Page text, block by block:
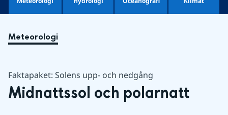
Meteorologi
Faktapaket: Solens upp- och nedgång
Midnattssol och polarnatt